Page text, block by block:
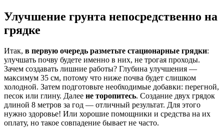
Улучшение грунта непосредственно на
грядке
Итак, в первую очередь разметьте стационарные грядки:
улучшать почву будете именно в них, не трогая проходы.
Зачем создавать лишние работы? Глубина улучшения —
максимум 35 см, потому что ниже почва будет слишком
холодной. Затем подготовьте необходимые добавки: перегной,
песок или глину. Далее не торопитесь. Создание двух грядок
длиной 8 метров за год — отличный результат. Для этого
нужно здоровье! Или хорошие помощники и средства на их
оплату, но такое совпадение бывает не часто.